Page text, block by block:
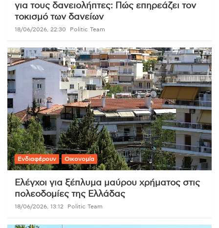
για τους δανειολήπτες: Πώς επηρεάζει τον
τοκισμό των δανείων
18/06/2026, 22:30 Politic Team
Ενδιαφέρουν Οικονομία
Ελέγχοι για ξέπλυμα μαύρου χρήματος στις
πολεοδομίες της Ελλάδας
18/06/2026, 13:12 Politic Team